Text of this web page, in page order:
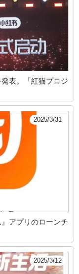
表。「紅猫プロジ
2025/3/31
アプリのローンチ
2025/3/12